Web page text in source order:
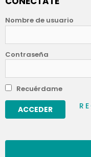
Nombre de usuario
Contraseña
Recuérdame